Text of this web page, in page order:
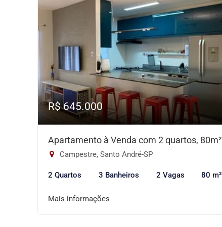
R$ 645.000
Apartamento à Venda com 2 quartos, 80m²
Campestre, Santo André-SP
2 Quartos 3 Banheiros 2 Vagas 80 m²
Mais informações